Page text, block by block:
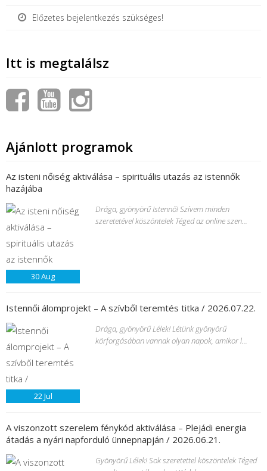
Előzetes bejelentkezés szükséges!
Itt is megtalálsz
Ajánlott programok
Az isteni nőiség aktiválása – spirituális utazás az istennők
hazájába
30Aug
Drága, gyönyörű Istennő! Szívem minden
szeretetével köszöntelek Téged az online szen...
Istennői álomprojekt – A szívből teremtés titka / 2026.07.22.
22Jul
Drága, gyönyörű Lélek! Létünk gyönyörű
körforgásában vannak olyan napok, amikor l...
A viszonzott szerelem fénykód aktiválása – Plejádi energia
átadás a nyári napforduló ünnepnapján / 2026.06.21.
Gyönyörű Lélek! Sok szeretettel köszöntelek Téged